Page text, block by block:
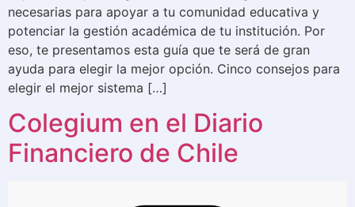
necesarias para apoyar a tu comunidad educativa y
potenciar la gestión académica de tu institución. Por
eso, te presentamos esta guía que te será de gran
ayuda para elegir la mejor opción. Cinco consejos para
elegir el mejor sistema […]
Colegium en el Diario
Financiero de Chile